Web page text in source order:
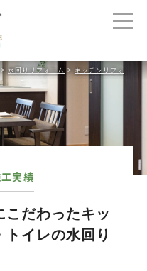
> 水回りリフォーム > キッチンリフォーム
工実績
こだわったキッ
イレの水回り